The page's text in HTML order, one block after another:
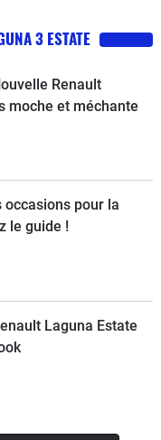
3 ESTATE
Renault
moche et méchante
occasions pour la
le guide !
Laguna Estate